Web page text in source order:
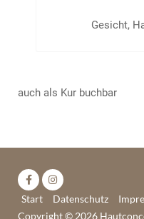
Gesicht,
auch als Kur buchbar
Start Datenschutz
Copyright © 2026